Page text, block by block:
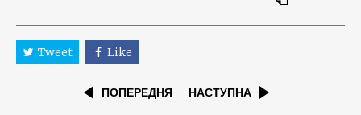
Tweet Like
ПОПЕРЕДНЯ НАСТУПНА